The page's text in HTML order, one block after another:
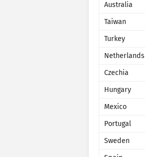
Australia
Taiwan
Turkey
Netherlands
Czechia
Hungary
Mexico
Portugal
Sweden